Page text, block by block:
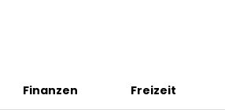
Finanzen Freizeit